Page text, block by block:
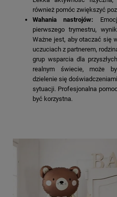
również pomóc zwiększyć
Wahania nastrojów:
pierwszego trymestru,
Ważne jest, aby otaczać się
uczuciach z partnerem,
grup wsparcia dla
realnym świecie, może
dzielenie się
sytuacji. Profesjonalna
być korzystna.